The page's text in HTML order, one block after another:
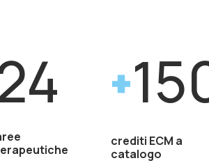
crediti ECM a
catalogo